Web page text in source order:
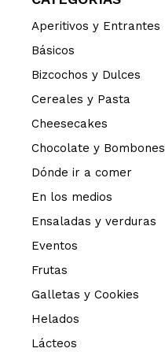
Aperitivos y Entrantes
Básicos
Bizcochos y Dulces
Cereales y Pasta
Cheesecakes
Chocolate y Bombones
Dónde ir a comer
En los medios
Ensaladas y verduras
Eventos
Frutas
Galletas y Cookies
Helados
Lácteos